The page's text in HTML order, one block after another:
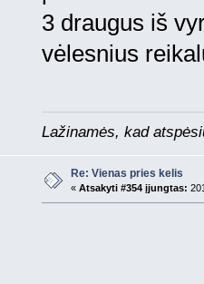
3 draugus iš
vėlesnius
Lažinamės, kad
Re: Vienas pries kelis
« Atsakyti #354 įjungtas: